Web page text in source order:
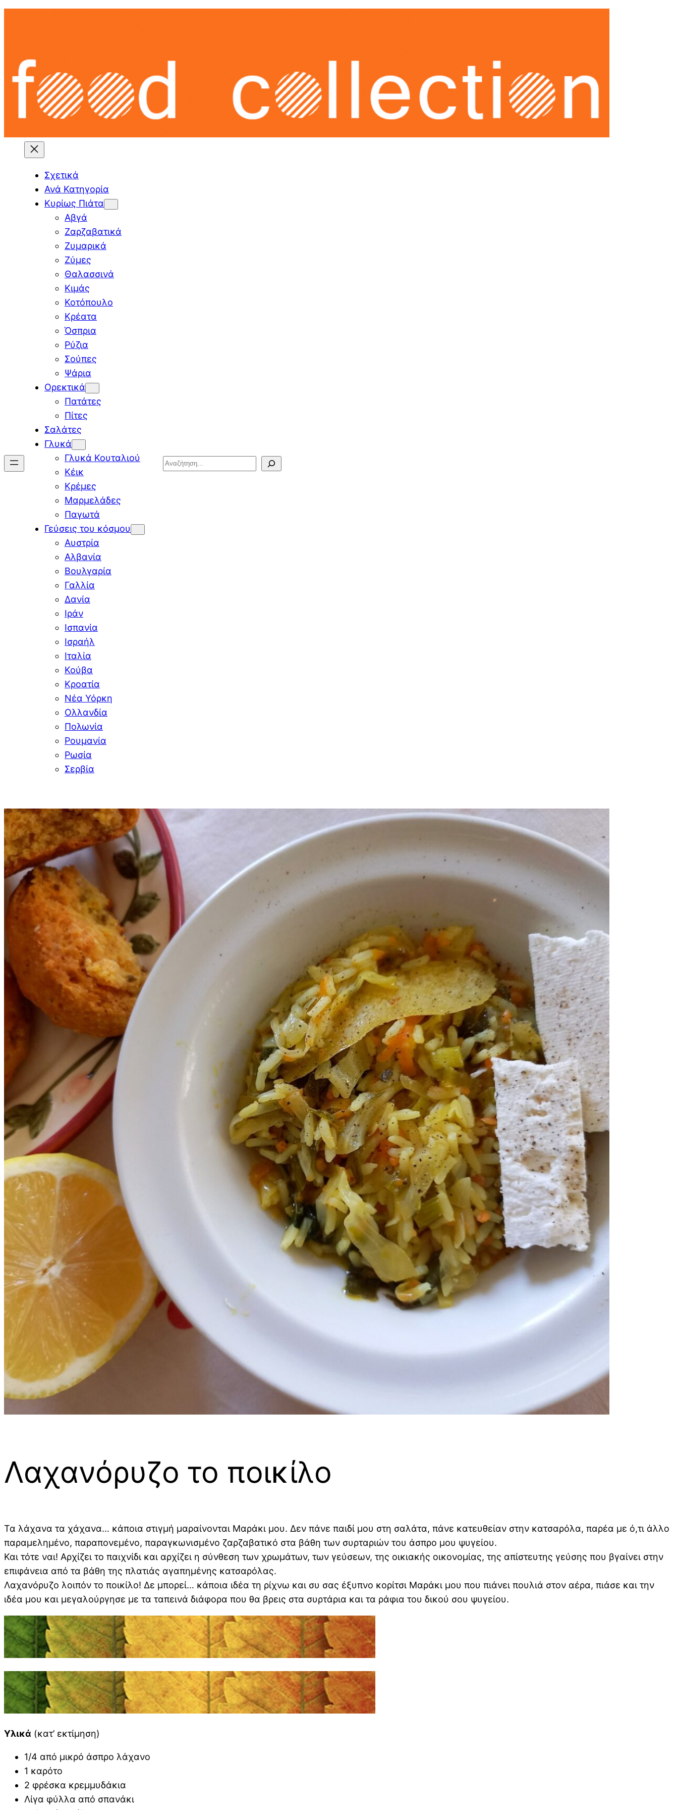
Skip
Σχετικά
Ανά Κατηγορία
Κυρίως Πιάτα
Αβγά
Ζαρζαβατικά
Ζυμαρικά
Ζύμες
Θαλασσινά
Κιμάς
Κοτόπουλο
Κρέατα
Όσπρια
Ρύζια
Σούπες
Ψάρια
Ορεκτικά
Πατάτες
Πίτες
Σαλάτες
Γλυκά
Γλυκά Κουταλιού
Κέικ
Κρέμες
Μαρμελάδες
Παγωτά
Γεύσεις του κόσμου
Αυστρία
Αλβανία
Βουλγαρία
Γαλλία
Δανία
Ιράν
Ισπανία
Ισραήλ
Ιταλία
Κούβα
Κροατία
Νέα Υόρκη
Ολλανδία
Πολωνία
Ρουμανία
Ρωσία
Σερβία
Search
Λαχανόρυζο το ποικίλο
Τα λάχανα τα χάχανα… κάποια στιγμή μαραίνονται Μαράκι μου. Δεν πάνε παιδί μου στη σαλάτα, πάνε κατευθείαν στην κατσαρόλα, παρέα με ό,τι άλλο
παραμελημένο, παραπονεμένο, παραγκωνισμένο ζαρζαβατικό στα βάθη των συρταριών του άσπρο μου ψυγείου.
Και τότε ναι! Αρχίζει το παιχνίδι και αρχίζει η σύνθεση των χρωμάτων, των γεύσεων, της οικιακής οικονομίας, της απίστευτης γεύσης που βγαίνει στην
επιφάνεια από τα βάθη της πλατιάς αγαπημένης κατσαρόλας.
Λαχανόρυζο λοιπόν το ποικίλο! Δε μπορεί… κάποια ιδέα τη ρίχνω και συ σας έξυπνο κορίτσι Μαράκι μου που πιάνει πουλιά στον αέρα, πιάσε και την
ιδέα μου και μεγαλούργησε με τα ταπεινά διάφορα που θα βρεις στα συρτάρια και τα ράφια του δικού σου ψυγείου.
Υλικά (κατ’ εκτίμηση)
1/4 από μικρό άσπρο λάχανο
1 καρότο
2 φρέσκα κρεμμυδάκια
Λίγα φύλλα από σπανάκι